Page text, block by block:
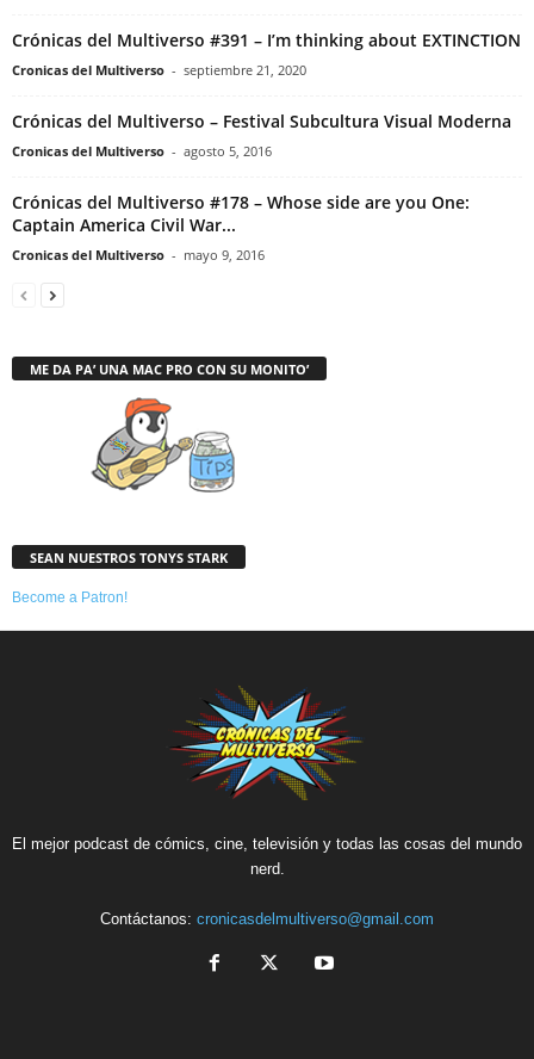
Crónicas del Multiverso #391 – I’m thinking about EXTINCTION
Cronicas del Multiverso - septiembre 21, 2020
Crónicas del Multiverso – Festival Subcultura Visual Moderna
Cronicas del Multiverso - agosto 5, 2016
Crónicas del Multiverso #178 – Whose side are you One:
Captain America Civil War...
Cronicas del Multiverso - mayo 9, 2016
ME DA PA’ UNA MAC PRO CON SU MONITO’
SEAN NUESTROS TONYS STARK
Become a Patron!
El mejor podcast de cómics, cine, televisión y todas las cosas del mundo
nerd.
Contáctanos: cronicasdelmultiverso@gmail.com